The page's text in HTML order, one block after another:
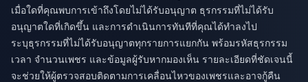
เมื่อใดที่คุณพบการเข้าถึงโดยไม่ได้รับอนุญาต ธุรกรรมที่ไม่ได้รับ
อนุญาตใดที่เกิดขึ้น และการดำเนินการทันทีที่คุณได้ทำลงไป
ระบุธุรกรรมที่ไม่ได้รับอนุญาตทุกรายการแยกกัน พร้อมรหัสธุรกรรม
เวลา จำนวนเพชร และข้อมูลผู้รับหากมองเห็น รายละเอียดที่ชัดเจนนี้
จะช่วยให้ผู้ตรวจสอบติดตามการเคลื่อนไหวของเพชรและอาจกู้คืน